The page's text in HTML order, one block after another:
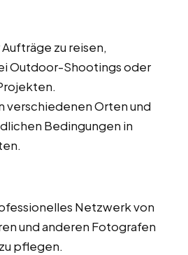
zu reisen,
Outdoor-Shootings oder
verschiedenen Orten und
Bedingungen in
Netzwerk von
und anderen Fotografen
pflegen.